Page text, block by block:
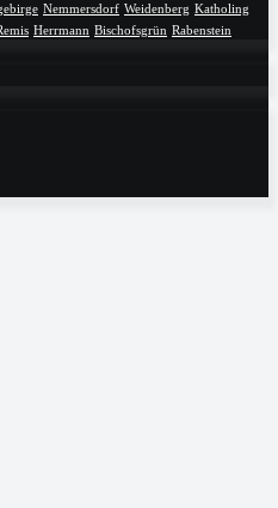
Nemmersdorf Weidenberg Katholing
Herrmann Bischofsgrün Rabenstein